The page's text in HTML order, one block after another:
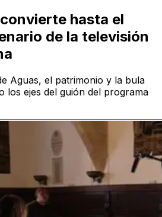
hasta el
de la televisión
Aguas, el patrimonio y la bula
los ejes del guión del programa